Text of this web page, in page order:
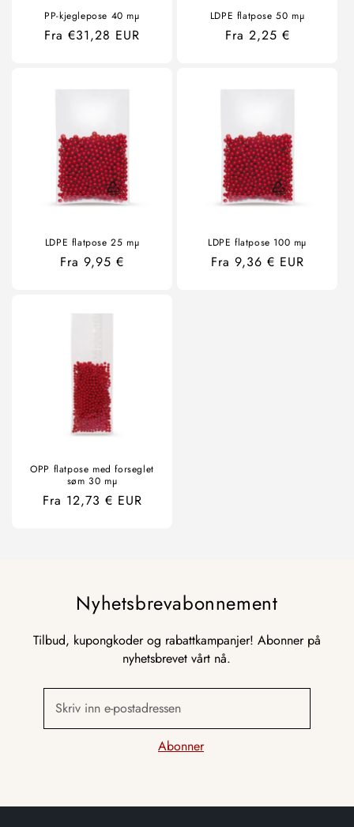
PP-kjeglepose 40 mµ
Ordinær
Fra €31,28 EUR
LDPE flatpose 50 mµ
Ordinær
Fra 2,25 €
LDPE flatpose 25 mµ
Ordinær
Fra 9,95 €
LDPE flatpose 100 mµ
Ordinær
Fra 9,36 € EUR
OPP flatpose med forseglet
søm 30 mµ
Ordinær
Fra 12,73 € EUR
Nyhetsbrevabonnement
Tilbud, kupongkoder og rabattkampanjer! Abonner på
nyhetsbrevet vårt nå.
Skriv inn e-postadressen
Abonner